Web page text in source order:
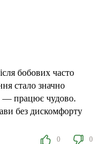
бобових часто
стало значно
— працює чудово.
без дискомфорту
0 0